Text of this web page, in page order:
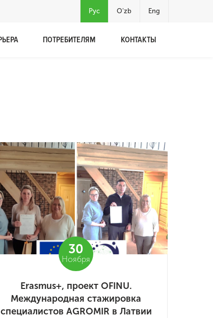
Рус O'zb Eng
ПОТРЕБИТЕЛЯМ КОНТАКТЫ
30
Ноября
Erasmus+, проект OFINU.
Международная стажировка
специалистов AGROMIR в Латвии